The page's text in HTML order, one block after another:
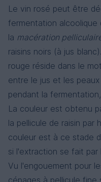
Le vin rosé peut être
fermentation alcoolique
la macération
raisins noirs (à jus
rouge réside dans le mot
entre le jus et les
pendant la
La couleur est obtenu
la pellicule de raisin par
couleur est à ce stade
si l'extraction se fait
Vu l'engouement pour
cépages à pellicule